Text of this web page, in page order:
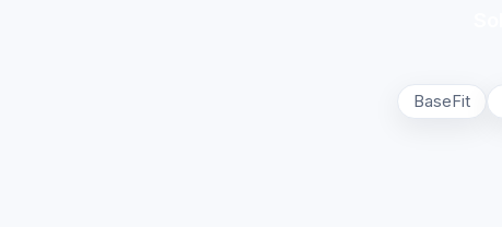
BaseFit